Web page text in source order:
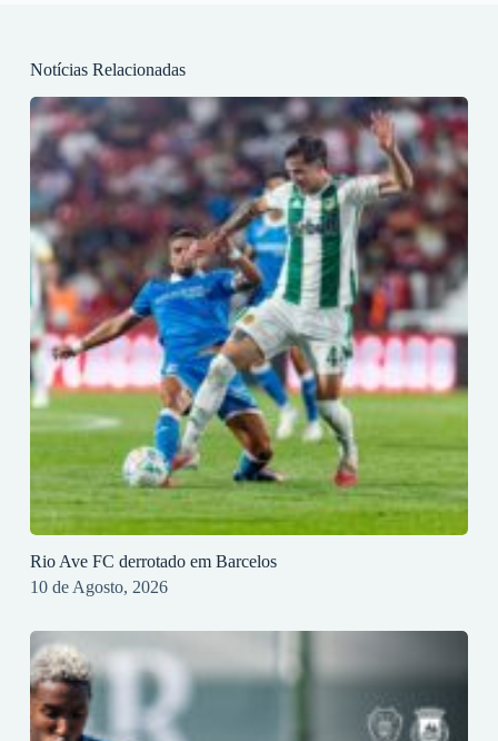
Notícias Relacionadas
Rio Ave FC derrotado em Barcelos
10 de Agosto, 2026